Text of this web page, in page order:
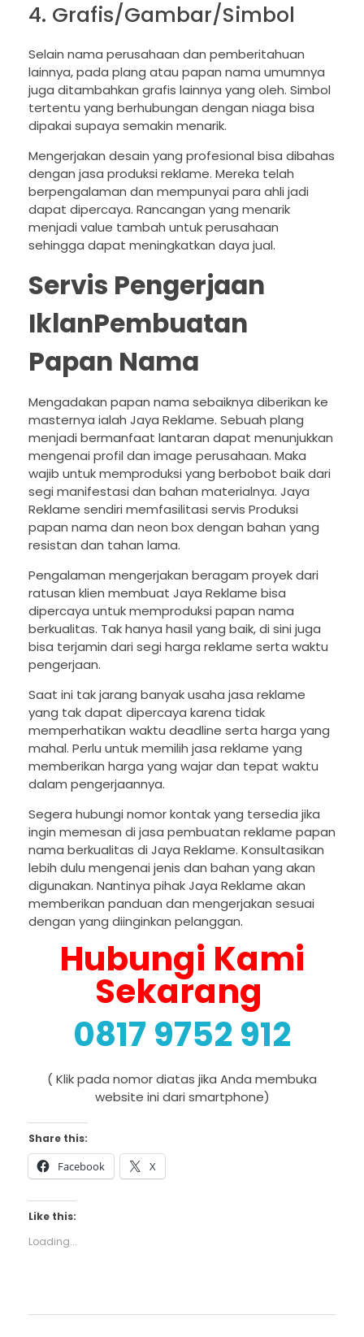
4. Grafis/Gambar/Simbol
Selain nama perusahaan dan pemberitahuan
lainnya, pada plang atau papan nama umumnya
juga ditambahkan grafis lainnya yang oleh. Simbol
tertentu yang berhubungan dengan niaga bisa
dipakai supaya semakin menarik.
Mengerjakan desain yang profesional bisa dibahas
dengan jasa produksi reklame. Mereka telah
berpengalaman dan mempunyai para ahli jadi
dapat dipercaya. Rancangan yang menarik
menjadi value tambah untuk perusahaan
sehingga dapat meningkatkan daya jual.
Servis Pengerjaan
IklanPembuatan
Papan Nama
Mengadakan papan nama sebaiknya diberikan ke
masternya ialah Jaya Reklame. Sebuah plang
menjadi bermanfaat lantaran dapat menunjukkan
mengenai profil dan image perusahaan. Maka
wajib untuk memproduksi yang berbobot baik dari
segi manifestasi dan bahan materialnya. Jaya
Reklame sendiri memfasilitasi servis Produksi
papan nama dan neon box dengan bahan yang
resistan dan tahan lama.
Pengalaman mengerjakan beragam proyek dari
ratusan klien membuat Jaya Reklame bisa
dipercaya untuk memproduksi papan nama
berkualitas. Tak hanya hasil yang baik, di sini juga
bisa terjamin dari segi harga reklame serta waktu
pengerjaan.
Saat ini tak jarang banyak usaha jasa reklame
yang tak dapat dipercaya karena tidak
memperhatikan waktu deadline serta harga yang
mahal. Perlu untuk memilih jasa reklame yang
memberikan harga yang wajar dan tepat waktu
dalam pengerjaannya.
Segera hubungi nomor kontak yang tersedia jika
ingin memesan di jasa pembuatan reklame papan
nama berkualitas di Jaya Reklame. Konsultasikan
lebih dulu mengenai jenis dan bahan yang akan
digunakan. Nantinya pihak Jaya Reklame akan
memberikan panduan dan mengerjakan sesuai
dengan yang diinginkan pelanggan.
Hubungi Kami
Sekarang
0817 9752 912
( Klik pada nomor diatas jika Anda membuka
website ini dari smartphone)
Share this:
Facebook X
Like this:
Loading...